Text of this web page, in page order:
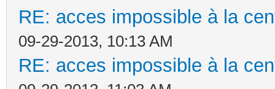
RE: acces impossible à la
09-29-2013, 10:13 AM
RE: acces impossible à la